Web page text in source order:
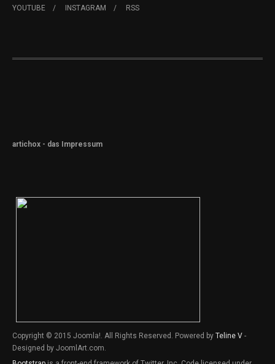
YOUTUBE
INSTAGRAM RSS
artichox - das Impressum
Copyright © 2015 Joomla!. All Rights Reserved. Powered by Teline V -
Designed by JoomlArt.com.